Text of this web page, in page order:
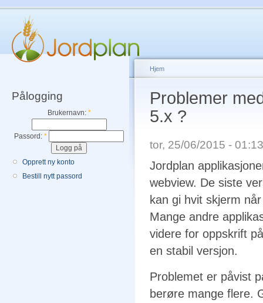
Pålogging
Brukernavn: *
Passord: *
Opprett ny konto
Bestill nytt passord
Hjem
Problemer
5.x ?
tor, 25/06/2015 -
Jordplan
webview. De siste
kan gi hvit skjerm
Mange andre
videre for oppskrift
en stabil versjon.
Problemet er påvist
berøre mange flere.